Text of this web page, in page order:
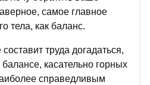
самое главное
тела, как баланс.
труда догадаться,
балансе, касательно горных
справедливым